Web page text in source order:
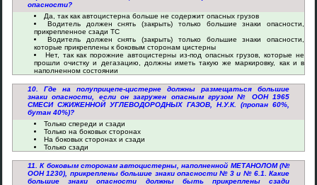
опасности?
Да, так как автоцистерна больше не содержит опасных грузов
Водитель должен снять (закрыть) только большие знаки опасности,
прикрепленное сзади ТС
Водитель должен снять (закрыть) только большие знаки опасности,
которые прикреплены к боковым сторонам цистерны
Нет, так как порожние автоцистерны из-под опасных грузов, которые не
прошли очистку и дегазацию, должны иметь такую же маркировку, как и в
наполненном состоянии
10. Где на полуприцепе-цистерне должны размещаться большие
знаки опасности, если он загружен опасным грузом № ООН 1965
СМЕСИ СЖИЖЕННОЙ УГЛЕВОДОРОДНЫХ ГАЗОВ, Н.У.К. (пропан 60%,
бутан 40%)?
Только спереди и сзади
Только на боковых сторонах
На боковых сторонах и сзади
Только сзади
11. К боковым сторонам автоцистерны, наполненной МЕТАНОЛОМ (№
ООН 1230), прикреплены большие знаки опасности № 3 и № 6.1. Какие
большие знаки опасности должны быть прикреплены сзади